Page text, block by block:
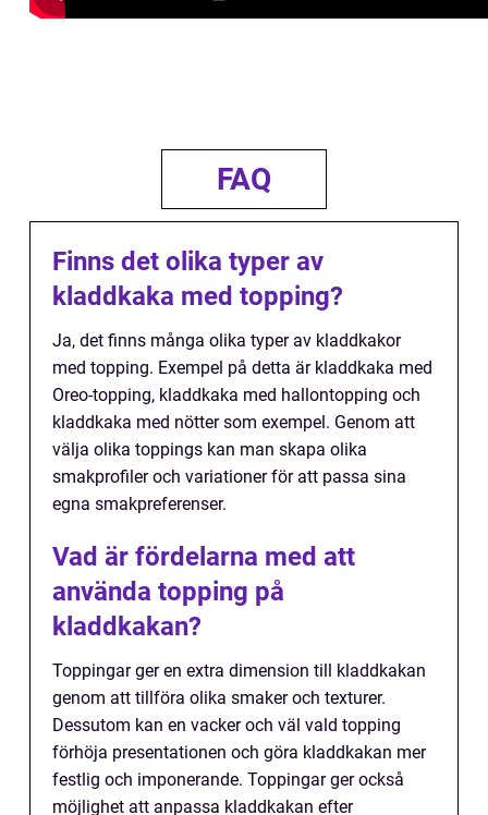
FAQ
Finns det olika typer av
kladdkaka med topping?
Ja, det finns många olika typer av kladdkakor
med topping. Exempel på detta är kladdkaka med
Oreo-topping, kladdkaka med hallontopping och
kladdkaka med nötter som exempel. Genom att
välja olika toppings kan man skapa olika
smakprofiler och variationer för att passa sina
egna smakpreferenser.
Vad är fördelarna med att
använda topping på
kladdkakan?
Toppingar ger en extra dimension till kladdkakan
genom att tillföra olika smaker och texturer.
Dessutom kan en vacker och väl vald topping
förhöja presentationen och göra kladdkakan mer
festlig och imponerande. Toppingar ger också
möjlighet att anpassa kladdkakan efter